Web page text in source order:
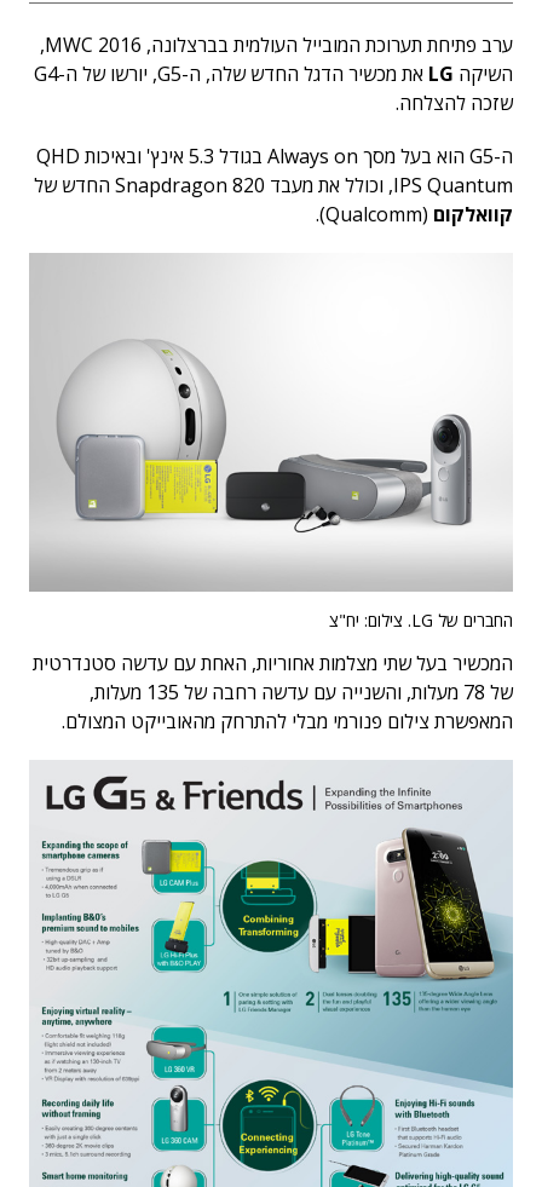
ערב פתיחת תערוכת המובייל העולמית בברצלונה, MWC 2016,
השיקה LG
את מכשיר הדגל החדש שלה, ה-G5, יורשו של ה-G4
שזכה להצלחה.
ה-G5 הוא בעל מסך Always on בגודל 5.3 אינץ' ובאיכות QHD
IPS Quantum, וכולל את מעבד Snapdragon 820 החדש של
קוואלקום (Qualcomm).
החברים של LG. צילום: יח"צ
המכשיר בעל שתי מצלמות אחוריות, האחת עם עדשה סטנדרטית
של 78 מעלות, והשנייה עם עדשה רחבה של 135 מעלות,
המאפשרת צילום פנורמי מבלי להתרחק מהאובייקט המצולם.